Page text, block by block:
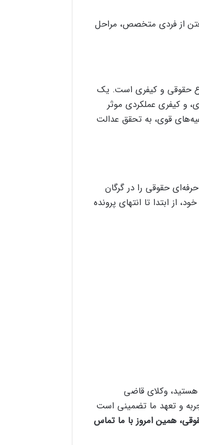
از فردی متخصص، مراحل
حقوقی و کیفری است. یک
و کیفری عملکردی موثر
قوی، به تحقق عدالت
حقوقی را در گرگان
ابتدا تا انتهای پرونده
وکلای قاضی
و تعهد ما تضمینی است
همین امروز با ما تماس